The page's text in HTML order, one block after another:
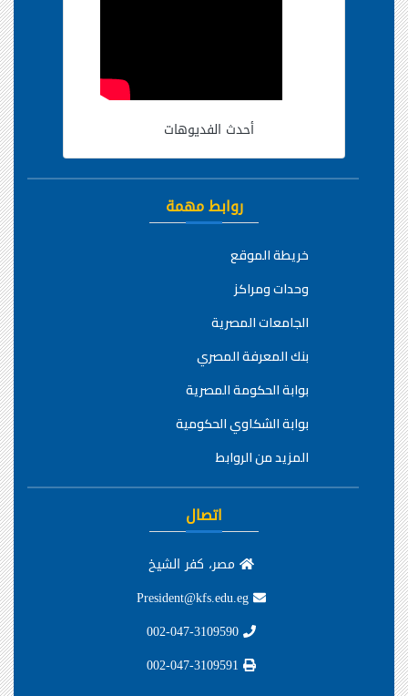
أحدث الفديوهات
روابط مهمة
خريطة الموقع
وحدات ومراكز
الجامعات المصرية
بنك المعرفة المصري
بوابة الحكومة المصرية
بوابة الشكاوي الحكومية
المزيد من الروابط
اتصال
مصر، كفر الشيخ